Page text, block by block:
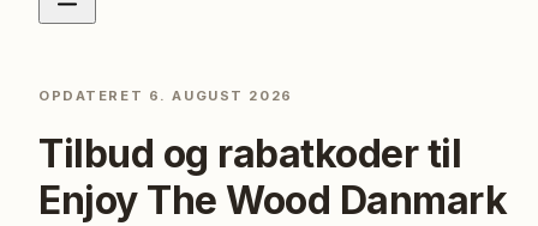
OPDATERET 6. AUGUST 2026
Tilbud og rabatkoder til
Enjoy The Wood Danmark